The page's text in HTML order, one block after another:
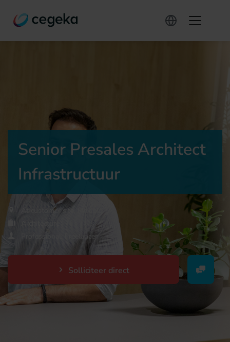
Senior Presales Architect
Infrastructuur
At customer site, Flexible
Architecture
Professional, Freelancer
Solliciteer direct